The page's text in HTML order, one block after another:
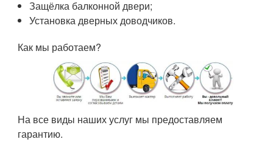
Защёлка балконной двери;
Установка дверных доводчиков.
Как мы работаем?
На все виды наших услуг мы предоставляем
гарантию.